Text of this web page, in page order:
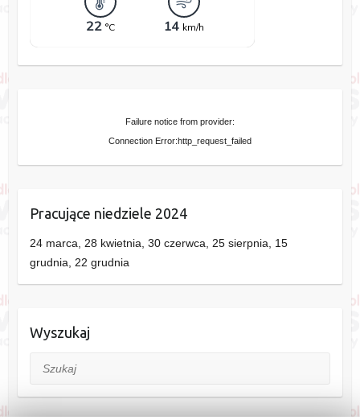
Failure notice from provider:
Connection Error:http_request_failed
Pracujące niedziele 2024
24 marca, 28 kwietnia, 30 czerwca, 25 sierpnia, 15
grudnia, 22 grudnia
Wyszukaj
Szukaj